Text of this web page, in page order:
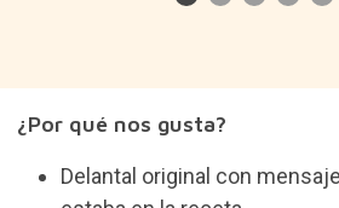
disponibilidad de este producto
Ideas de regalo